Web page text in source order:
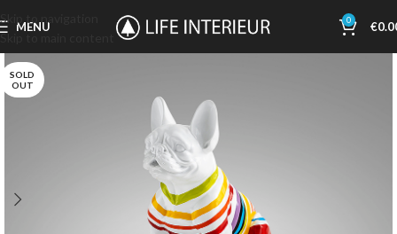
Skip to navigation
Skip to main content
MENU 0 €
SOLD
OUT